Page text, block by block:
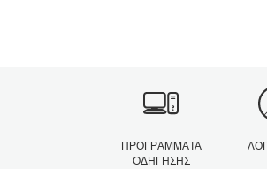
ΠΡΟΓΡΆΜΜΑΤΑ
ΟΔΉΓΗΣΗΣ